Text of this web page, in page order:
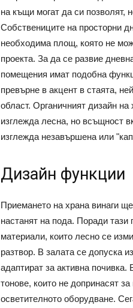
на къщи могат да си позволят,
Собствениците на просторни
необходима площ, която не
проекта. За да се развие
помещения имат подобна
превърне в акцент в стаята,
област. Органичният дизайн
изглежда лесна, но всъщност
изглежда незавършена или
Дизайн функции
Приемането на храна винаги
настанят на пода. Поради тази
материали, които лесно се
разтвор. В залата се допуска
адаптират за активна почивка.
тонове, които не допринасят
осветителното оборудване.